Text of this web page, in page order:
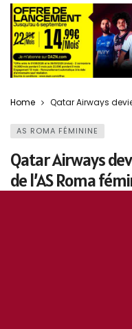
Home Qatar Airways
AS ROMA FÉMININE
Qatar Airways
de l’AS Roma